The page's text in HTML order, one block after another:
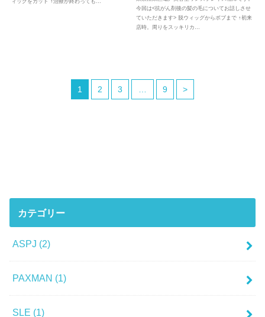
今回は<抗がん剤後の髪の毛についてお話しさせ
ていただきます> 脱ウィッグからボブまで ↑初来
店時。周りをスッキリカ…
1 2 3 … 9 >
カテゴリー
ASPJ (2)
PAXMAN (1)
SLE (1)